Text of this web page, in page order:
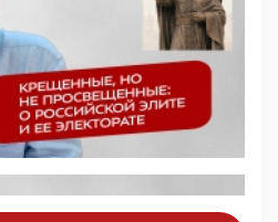
Минцифры намерено
муниципалитетов право
и социальные объекты от
от борца с
контентом